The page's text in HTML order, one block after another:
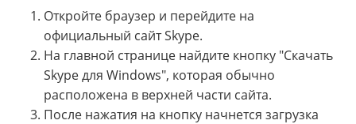
Откройте браузер и перейдите на
официальный сайт Skype.
На главной странице найдите кнопку "Скачать
Skype для Windows", которая обычно
расположена в верхней части сайта.
После нажатия на кнопку начнется загрузка